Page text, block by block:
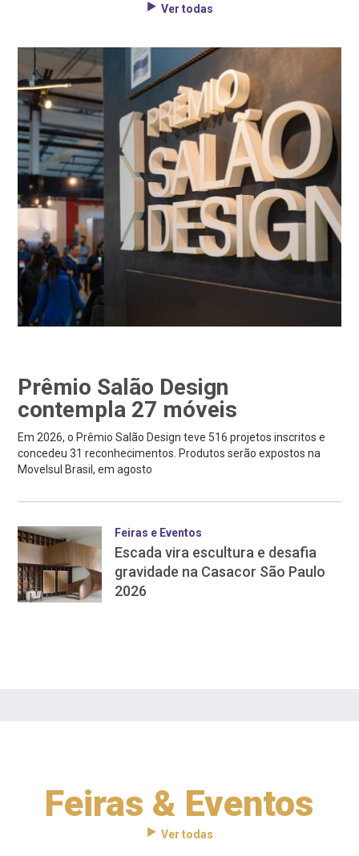
Ver todas
Prêmio Salão Design
contempla 27 móveis
Em 2026, o Prêmio Salão Design teve 516 projetos inscritos e
concedeu 31 reconhecimentos. Produtos serão expostos na
Movelsul Brasil, em agosto
Feiras e Eventos
Escada vira escultura e desafia
gravidade na Casacor São Paulo
2026
Feiras & Eventos
Ver todas